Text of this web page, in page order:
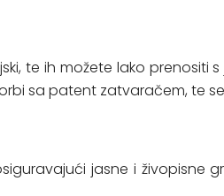
te ih možete lako
sa patent zatvaračem, te
jasne i živopisne